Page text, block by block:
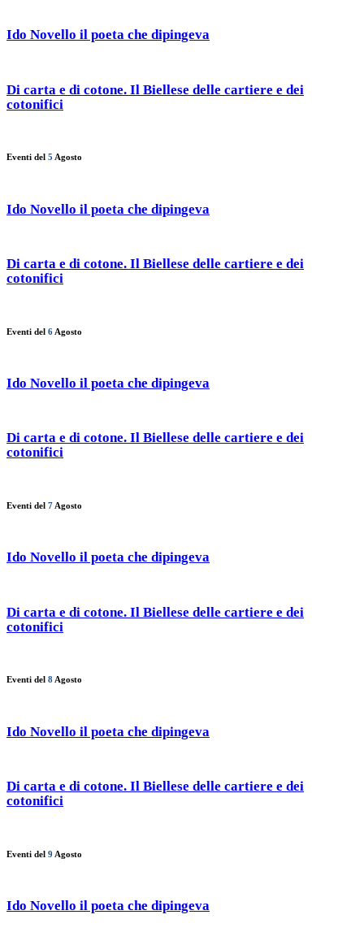
Ido Novello il poeta che dipingeva
Di carta e di cotone. Il Biellese delle cartiere e dei
cotonifici
Eventi del 5 Agosto
Ido Novello il poeta che dipingeva
Di carta e di cotone. Il Biellese delle cartiere e dei
cotonifici
Eventi del 6 Agosto
Ido Novello il poeta che dipingeva
Di carta e di cotone. Il Biellese delle cartiere e dei
cotonifici
Eventi del 7 Agosto
Ido Novello il poeta che dipingeva
Di carta e di cotone. Il Biellese delle cartiere e dei
cotonifici
Eventi del 8 Agosto
Ido Novello il poeta che dipingeva
Di carta e di cotone. Il Biellese delle cartiere e dei
cotonifici
Eventi del 9 Agosto
Ido Novello il poeta che dipingeva